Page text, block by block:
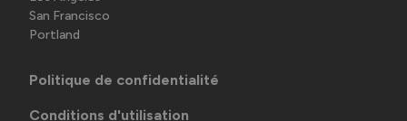
San Francisco
Portland
Politique de confidentialité
Conditions d'utilisation